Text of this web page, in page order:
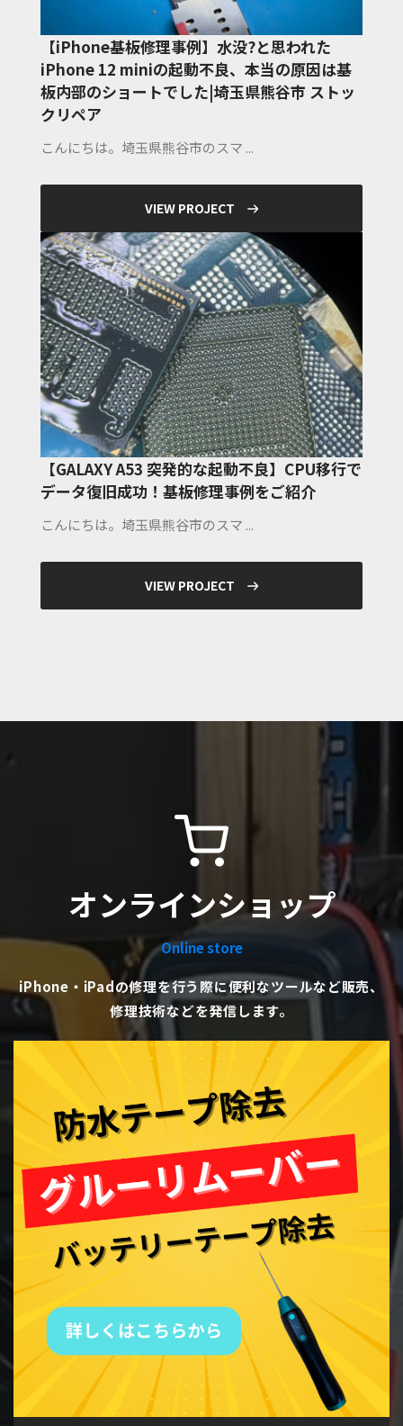
【iPhone基板修理事例】水没?と思われた
iPhone 12 miniの起動不良、本当の原因は基
板内部のショートでした|埼玉県熊谷市 ストッ
クリペア
こんにちは。埼玉県熊谷市のスマ ...
VIEW PROJECT
【GALAXY A53 突発的な起動不良】CPU移行で
データ復旧成功！基板修理事例をご紹介
こんにちは。埼玉県熊谷市のスマ ...
VIEW PROJECT
オンラインショップ
Online store
iPhone・iPadの修理を行う際に便利なツールなど販売、
修理技術などを発信します。